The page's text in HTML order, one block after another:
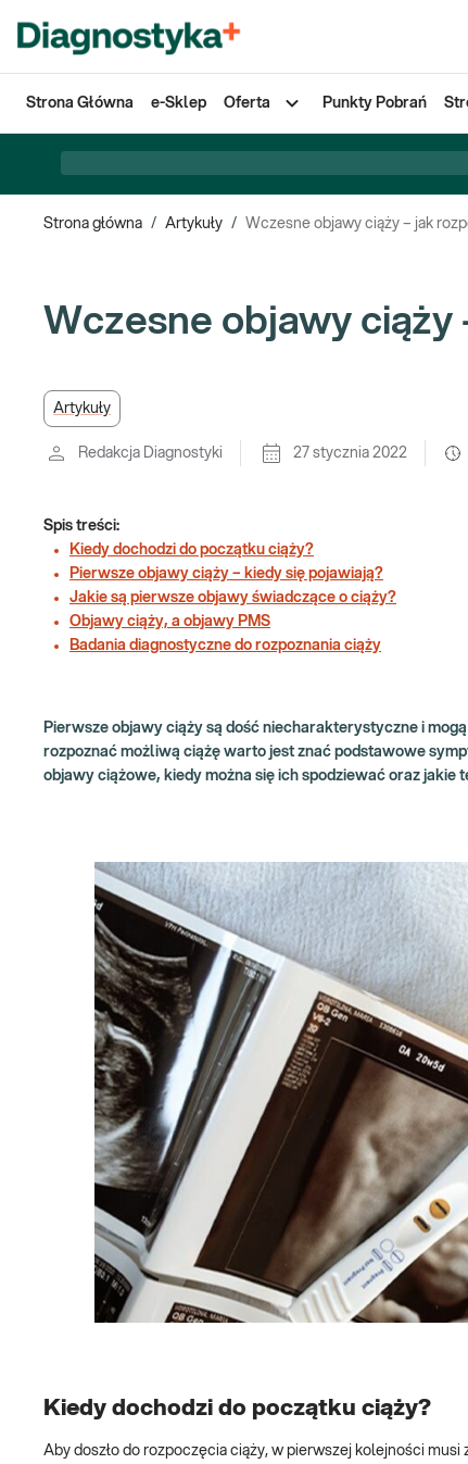
Strona Główna e-Sklep Oferta Punkty Pobrań
Strona główna / Artykuły / Wczesne objawy ciąży – jak
Wczesne objawy ciąży
Artykuły
Redakcja Diagnostyki 27 stycznia 2022
Spis treści:
Kiedy dochodzi do początku ciąży?
Pierwsze objawy ciąży – kiedy się pojawiają?
Jakie są pierwsze objawy świadczące o ciąży?
Objawy ciąży, a objawy PMS
Badania diagnostyczne do rozpoznania ciąży
Pierwsze objawy ciąży są dość niecharakterystyczne i
rozpoznać możliwą ciążę warto jest znać podstawowe
objawy ciążowe, kiedy można się ich spodziewać oraz
Kiedy dochodzi do początku ciąży?
Aby doszło do rozpoczęcia ciąży, w pierwszej kolejności